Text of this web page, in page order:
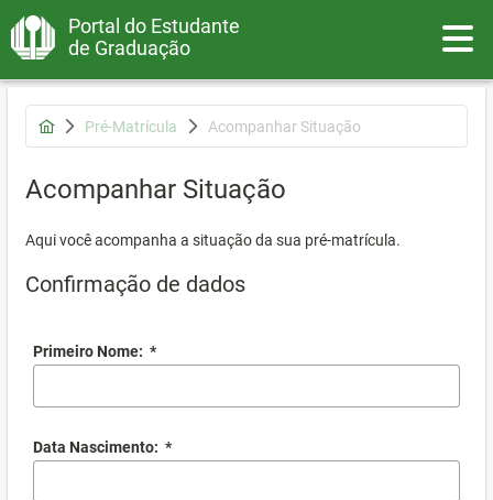
Portal do Estudante
de Graduação
Pré-Matrícula Acompanhar Situação
Acompanhar Situação
Aqui você acompanha a situação da sua pré-matrícula.
Confirmação de dados
Primeiro Nome: *
Data Nascimento: *